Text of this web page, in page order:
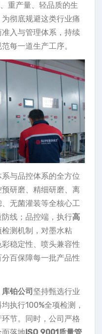
重产量、轻品质的生
彻底规避这类行业痛
入与管理体系，持续
每一道生产工序。
与品控体系的全方位
研磨、精细研磨、离
无菌灌装等全核心工
线；品控端，执行高
测机制，对墨水粘
稳定性、喷头兼容性
百保障每一批产品性
库铂公司 坚持甄选行业
执行100%全项检测，
节。同时，公司严格